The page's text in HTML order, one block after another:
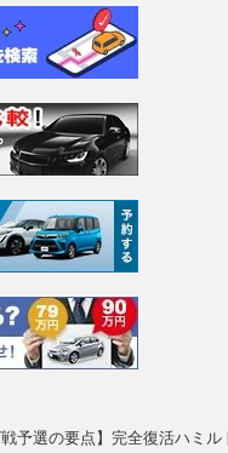
戦予選の要点】完全復活ハミ